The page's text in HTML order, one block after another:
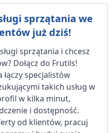
sprzątania we
już dziś!
sprzątania i chcesz
Dołącz do Frutils!
specjalistów
takich usług w
w kilka minut,
i dostępność.
od klientów, pracuj